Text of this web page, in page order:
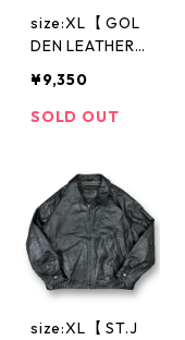
size:XL【 GOL
DEN LEATHER
ット シャツ襟
黒 古着 古着屋
¥9,350
SOLD OUT
size:XL【 ST.J